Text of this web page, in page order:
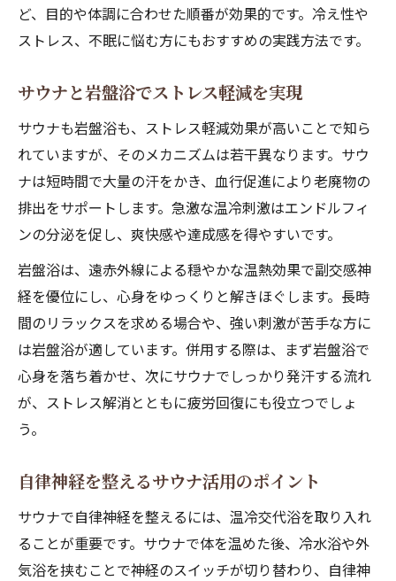
ど、目的や体調に合わせた順番が効果的です。冷え性や
ストレス、不眠に悩む方にもおすすめの実践方法です。
サウナと岩盤浴でストレス軽減を実現
サウナも岩盤浴も、ストレス軽減効果が高いことで知ら
れていますが、そのメカニズムは若干異なります。サウ
ナは短時間で大量の汗をかき、血行促進により老廃物の
排出をサポートします。急激な温冷刺激はエンドルフィ
ンの分泌を促し、爽快感や達成感を得やすいです。
岩盤浴は、遠赤外線による穏やかな温熱効果で副交感神
経を優位にし、心身をゆっくりと解きほぐします。長時
間のリラックスを求める場合や、強い刺激が苦手な方に
は岩盤浴が適しています。併用する際は、まず岩盤浴で
心身を落ち着かせ、次にサウナでしっかり発汗する流れ
が、ストレス解消とともに疲労回復にも役立つでしょ
う。
自律神経を整えるサウナ活用のポイント
サウナで自律神経を整えるには、温冷交代浴を取り入れ
ることが重要です。サウナで体を温めた後、冷水浴や外
気浴を挟むことで神経のスイッチが切り替わり、自律神